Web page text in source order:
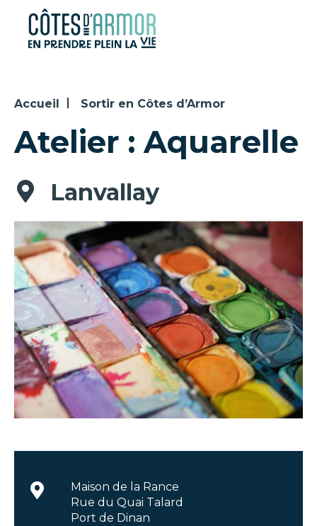
Panneau de gestion des cookies
Accueil Sortir en Côtes d’Armor
Atelier : Aquarelle
Lanvallay
Maison de la Rance
Rue du Quai Talard
Port de Dinan